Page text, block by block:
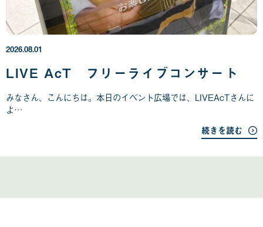
LIVE AcT フリーライブコンサート
みなさん、こんにちは。本日のイベント広場では、LIVEAcTさんに
よ…
続きを読む
2026.08.01
2
6
年
0
8
月
1
日